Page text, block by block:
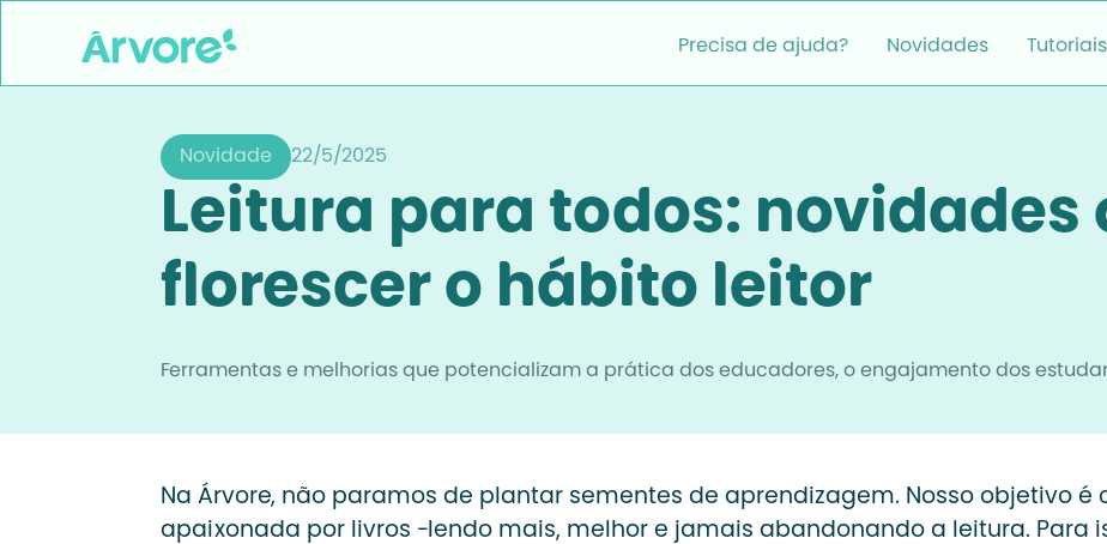
Precisa de ajuda? Novidades Tutoriais
Novidade 22/5/2025
Leitura para todos: novidades
florescer o hábito leitor
Ferramentas e melhorias que potencializam a prática dos educadores, o engajamento dos
Na Árvore, não paramos de plantar sementes de aprendizagem. Nosso objetivo
apaixonada por livros -lendo mais, melhor e jamais abandonando a leitura. Para